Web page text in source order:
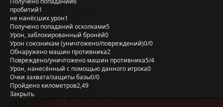
пробитий1
не нанёсших урон1
Получено попаданий осколками5
Урон, заблокированный бронёй0
Урон союзникам (уничтожено/повреждений)0/0
Обнаружено машин противника2
Повреждено/уничтожено машин противника5/4
Урон, нанесённый с помощью данного игрока0
Очки захвата/защиты базы0/0
Пройдено километров2,49
Закрыть